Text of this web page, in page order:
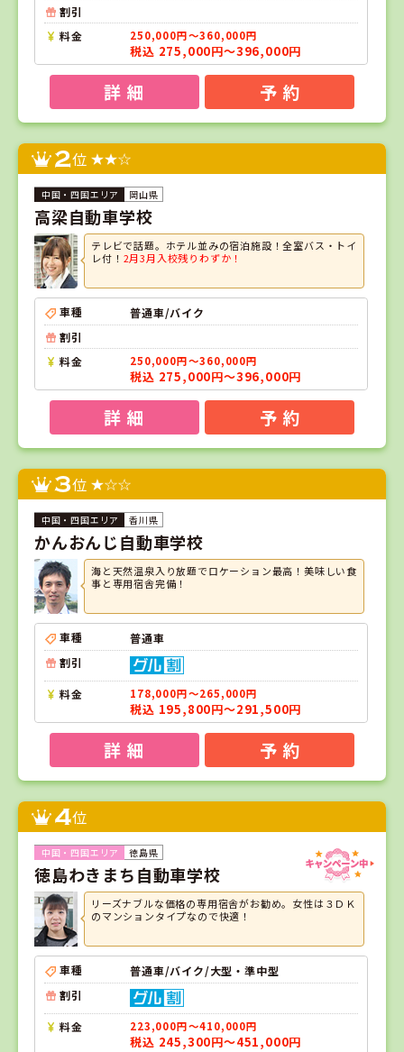
割引
料金
250,000円～360,000円
税込 275,000円～396,000円
詳 細 予 約
2位
岡山県
高梁自動車学校
テレビで話題。ホテル並みの宿泊施設！全室バス・トイ
レ付！ 2月3月入校残りわずか！
車種
普通車/バイク
割引
料金
250,000円～360,000円
税込 275,000円～396,000円
詳 細 予 約
3位
香川県
かんおんじ自動車学校
海と天然温泉入り放題でロケーション最高！美味しい食
事と専用宿舎完備！
車種
普通車
割引
料金 178,000円～265,000円
税込 195,800円～291,500円
詳 細 予 約
4位
徳島県
徳島わきまち自動車学校
リーズナブルな価格の専用宿舎がお勧め。女性は３ＤＫ
のマンションタイプなので快適！
車種
普通車/バイク/大型・準中型
割引
料金 223,000円～410,000円
税込 245,300円～451,000円